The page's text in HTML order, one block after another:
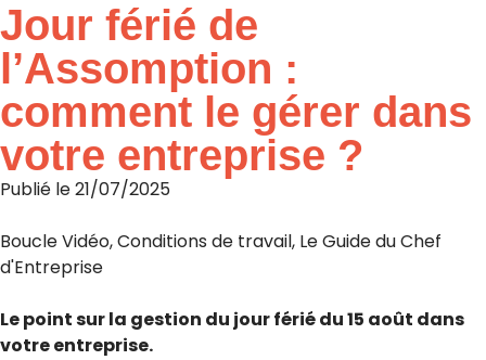
Jour férié de
l’Assomption :
comment le gérer dans
votre entreprise ?
Publié le21/07/2025
Boucle Vidéo,Conditions de travail, Le Guide du Chef
d'Entreprise
Le point sur la gestion du jour férié du 15 août dans
votre entreprise.